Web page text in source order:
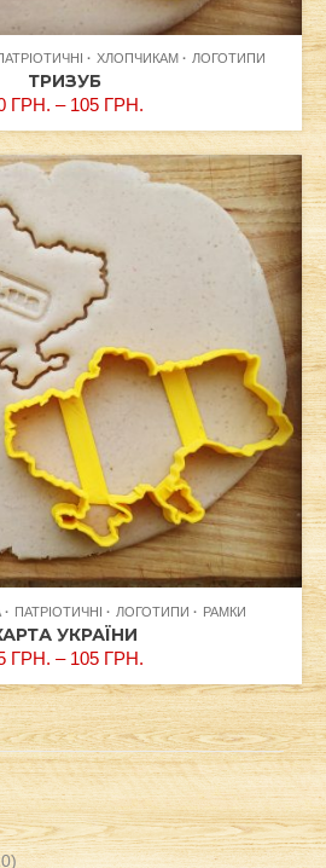
ХЛОПЧИКАМ ЛОГОТИПИ
ТРИЗУБ
ГРН. – 105 ГРН.
ПАТРІОТИЧНІ ЛОГОТИПИ РАМКИ
УКРАЇНИ
ГРН. – 105 ГРН.